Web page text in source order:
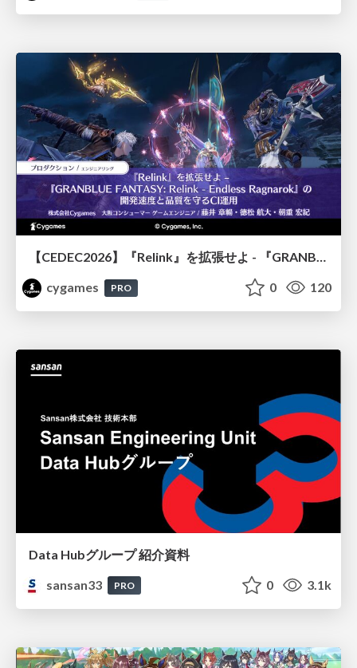
【CEDEC2026】『Relink』を拡張せよ - 『GRANBLUE FANTASY: Relink - Endless Ragnarok』の開発速度と品質を守るCI運用
cygames
PRO 0 120
Data Hubグループ 紹介資料
sansan33
PRO 0 3.1k